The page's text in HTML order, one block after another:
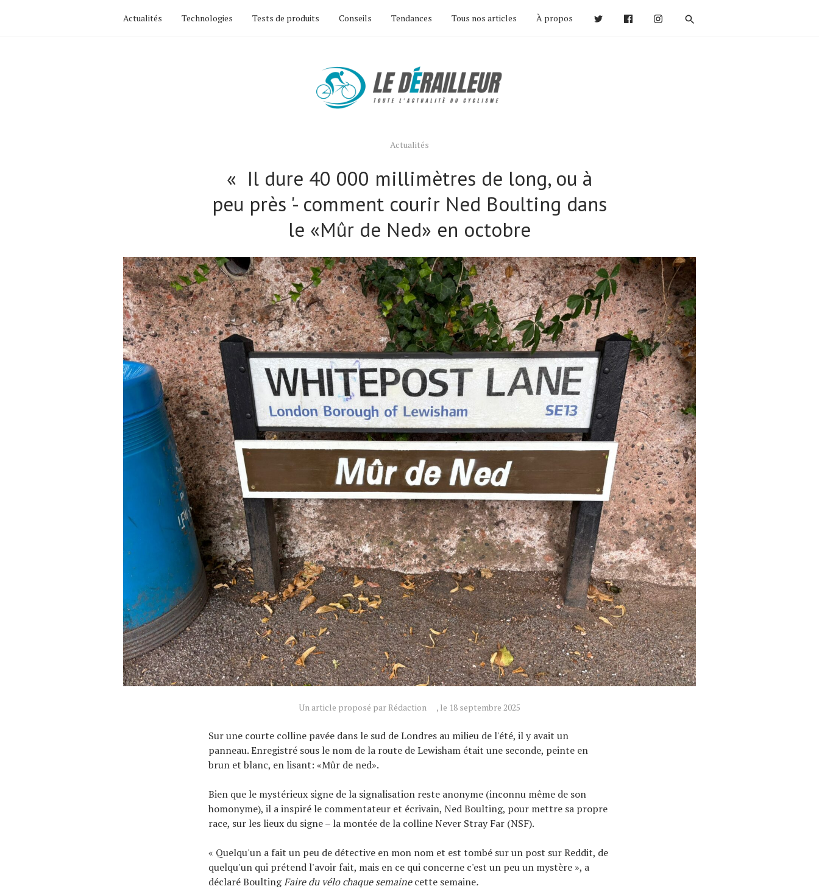
Actualités Technologies Tests de produits Conseils Tendances Tous nos articles À propos
Actualités
« Il dure 40 000 millimètres de long, ou à
peu près '- comment courir Ned Boulting dans
le «Mûr de Ned» en octobre
Un article proposé par Rédaction , le 18 septembre 2025
Sur une courte colline pavée dans le sud de Londres au milieu de l'été, il y avait un
panneau. Enregistré sous le nom de la route de Lewisham était une seconde, peinte en
brun et blanc, en lisant: «Mûr de ned».
Bien que le mystérieux signe de la signalisation reste anonyme (inconnu même de son
homonyme), il a inspiré le commentateur et écrivain, Ned Boulting, pour mettre sa propre
race, sur les lieux du signe – la montée de la colline Never Stray Far (NSF).
« Quelqu'un a fait un peu de détective en mon nom et est tombé sur un post sur Reddit, de
quelqu'un qui prétend l'avoir fait, mais en ce qui concerne c'est un peu un mystère », a
déclaré BoultingFaire du vélo chaque semainecette semaine.